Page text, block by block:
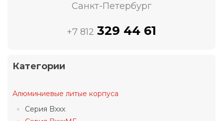
Санкт-Петербург
+7 812 329 44 61
Категории
Алюминиевые литые корпуса
Серия Bxxx